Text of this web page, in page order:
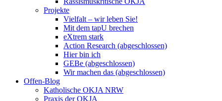
Projekte
Vielfalt – wir leben Sie!
Mit dem tapU brechen
eXtrem stark
Action Research (abgeschlossen)
Hier bin ich
GEBe (abgeschlossen)
Wir machen das (abgeschlossen)
Offen-Blog
Katholische OKJA NRW
Praxis der OKJA